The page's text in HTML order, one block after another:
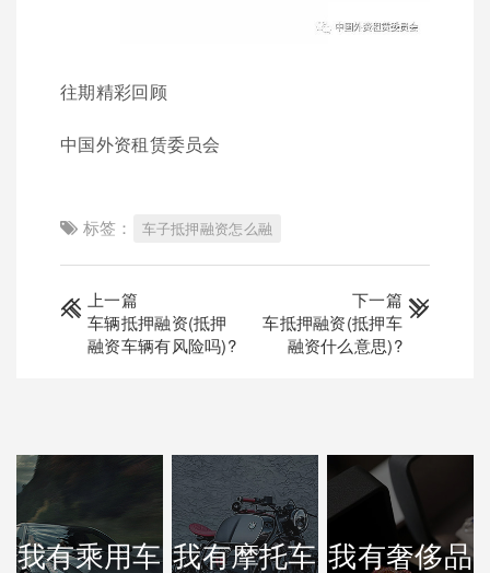
往期精彩回顾
中国外资租赁委员会
标签： 车子抵押融资怎么融
上一篇
车辆抵押融资(抵押
融资车辆有风险吗)?
下一篇
车抵押融资(抵押车
融资什么意思)?
我有乘用车 我有摩托车 我有奢侈品